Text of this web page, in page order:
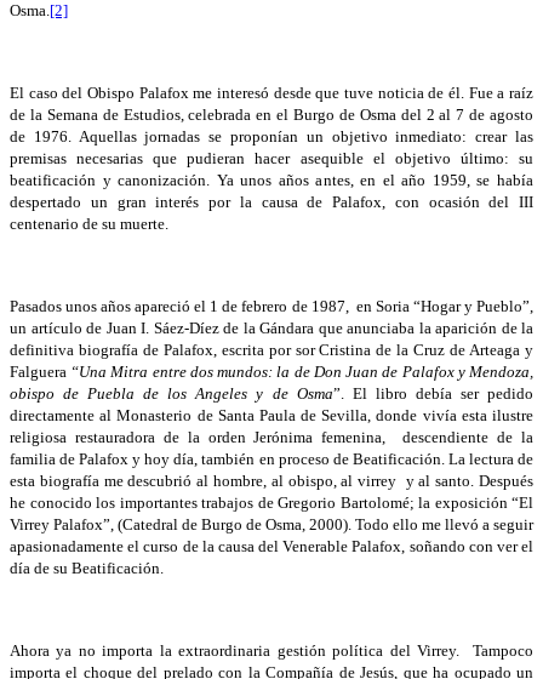
Osma.[2]
El caso del Obispo Palafox me interesó desde que tuve noticia de él. Fue a raíz
de la Semana de Estudios, celebrada en el Burgo de Osma del 2 al 7 de agosto
de 1976. Aquellas jornadas se proponían un objetivo inmediato: crear las
premisas necesarias que pudieran hacer asequible el objetivo último: su
beatificación y canonización. Ya unos años antes, en el año 1959, se había
despertado un gran interés por la causa de Palafox, con ocasión del III
centenario de su muerte.
Pasados unos años apareció el 1 de febrero de 1987, en Soria “Hogar y Pueblo”,
un artículo de Juan I. Sáez-Díez de la Gándara que anunciaba la aparición de la
definitiva biografía de Palafox, escrita por sor Cristina de la Cruz de Arteaga y
Falguera “Una Mitra entre dos mundos: la de Don Juan de Palafox y Mendoza,
obispo de Puebla de los Angeles y de Osma”. El libro debía ser pedido
directamente al Monasterio de Santa Paula de Sevilla, donde vivía esta ilustre
religiosa restauradora de la orden Jerónima femenina, descendiente de la
familia de Palafox y hoy día, también en proceso de Beatificación. La lectura de
esta biografía me descubrió al hombre, al obispo, al virrey y al santo. Después
he conocido los importantes trabajos de Gregorio Bartolomé; la exposición “El
Virrey Palafox”, (Catedral de Burgo de Osma, 2000). Todo ello me llevó a seguir
apasionadamente el curso de la causa del Venerable Palafox, soñando con ver el
día de su Beatificación.
Ahora ya no importa la extraordinaria gestión política del Virrey. Tampoco
importa el choque del prelado con la Compañía de Jesús, que ha ocupado un